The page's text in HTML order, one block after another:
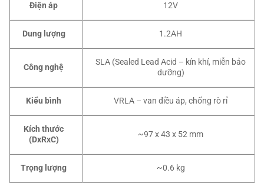
Điện áp 12V
Dung lượng 1.2AH
Công nghệ
SLA (Sealed Lead Acid – kín khí, miễn bảo
dưỡng)
Kiểu bình VRLA – van điều áp, chống rò rỉ
Kích thước
(DxRxC)
~97 x 43 x 52 mm
Trọng lượng ~0.6 kg